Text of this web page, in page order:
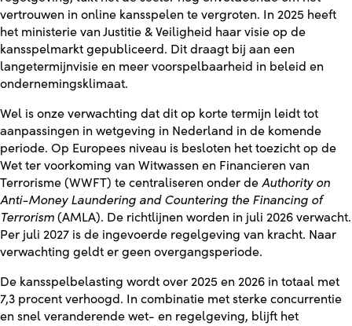
vertrouwen in online kansspelen te vergroten. In 2025 heeft
het ministerie van Justitie & Veiligheid haar visie op de
kansspelmarkt gepubliceerd. Dit draagt bij aan een
langetermijnvisie en meer voorspelbaarheid in beleid en
ondernemingsklimaat.
Wel is onze verwachting dat dit op korte termijn leidt tot
aanpassingen in wetgeving in Nederland in de komende
periode. Op Europees niveau is besloten het toezicht op de
Wet ter voorkoming van Witwassen en Financieren van
Terrorisme (WWFT) te centraliseren onder de Authority on
Anti-Money Laundering and Countering the Financing of
Terrorism (AMLA). De richtlijnen worden in juli 2026 verwacht.
Per juli 2027 is de ingevoerde regelgeving van kracht. Naar
verwachting geldt er geen overgangsperiode.
De kansspelbelasting wordt over 2025 en 2026 in totaal met
7,3 procent verhoogd. In combinatie met sterke concurrentie
en snel veranderende wet- en regelgeving, blijft het